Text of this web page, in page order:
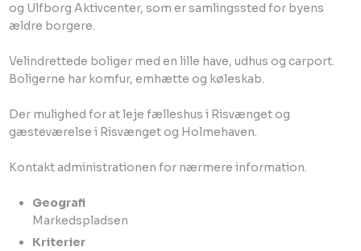
og Ulfborg Aktivcenter, som er samlingssted for byens
ældre borgere.
Velindrettede boliger med en lille have, udhus og carport.
Boligerne har komfur, emhætte og køleskab.
Der mulighed for at leje fælleshus i Risvænget og
gæsteværelse i Risvænget og Holmehaven.
Kontakt administrationen for nærmere information.
Geografi
​Markedspladsen​
Kriterier